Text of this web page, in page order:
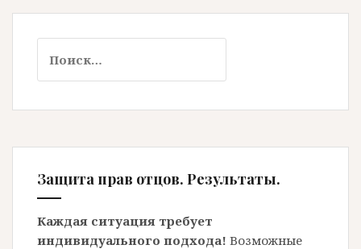
Защита прав отцов. Результаты.
Каждая ситуация требует
индивидуального подхода! Возможные